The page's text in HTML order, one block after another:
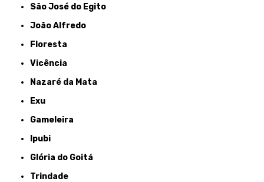
São José do Egito
João Alfredo
Floresta
Vicência
Nazaré da Mata
Exu
Gameleira
Ipubi
Glória do Goitá
Trindade